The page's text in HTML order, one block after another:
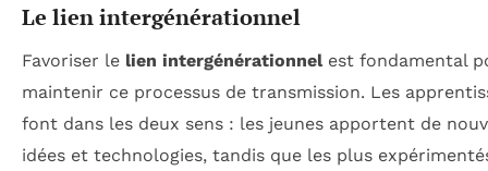
Le lien intergénérationnel
Favoriser le lien intergénérationnelest fondamental
maintenir ce processus de transmission. Les
font dans les deux sens : les jeunes apportent de
idées et technologies, tandis que les plus